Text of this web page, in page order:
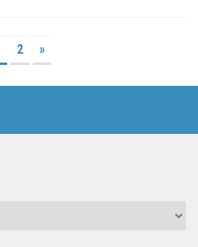
2 »